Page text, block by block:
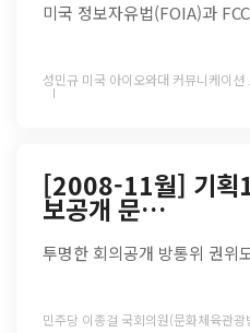
미국 정보자유법(FOIA)과
성민규 미국 아이오와대 커뮤니케이션
[2008-11월] 기획
보공개 문…
투명한 회의공개 방통위 권위
민주당 이종걸 국회의원(문화체육관